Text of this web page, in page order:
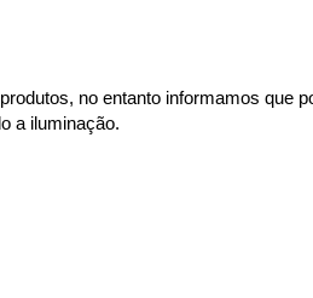
no entanto informamos que
a iluminação.